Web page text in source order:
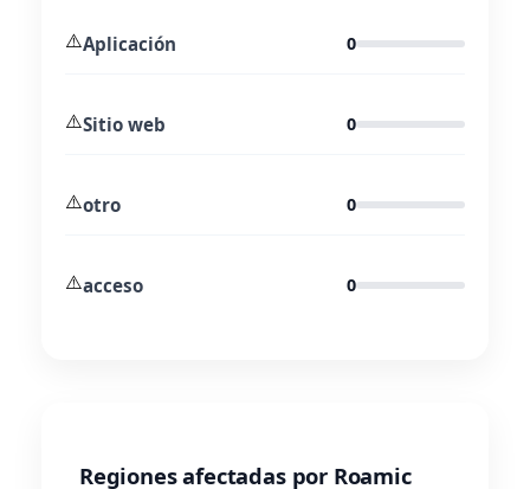
⚠️Aplicación 0
⚠️Sitio web 0
⚠️otro 0
⚠️acceso 0
Regiones afectadas por Roamic